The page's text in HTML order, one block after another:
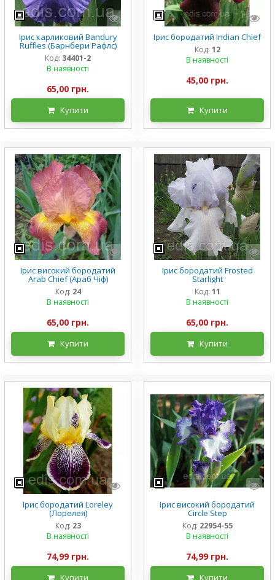
Ірис карликовий Bandury
Ruffles (Барнбери Рафлс)
Код: 34401-2
В наявності
65,00 грн.
Купити
Ірис бородатий Indian Chief
Код: 12
В наявності
45,00 грн.
Купити
Ірис високий бородатий
Arab Chief (Араб Чіф)
Код: 24
В наявності
65,00 грн.
Купити
Ірис бородатий Frosted
Starlight
Код: 11
В наявності
65,00 грн.
Купити
Ірис бородатий Loreley
(Лорелея)
Код: 23
В наявності
74,99 грн.
Купити
Ірис високий бородатий
Circle Step
Код: 22954-55
В наявності
74,99 грн.
Купити